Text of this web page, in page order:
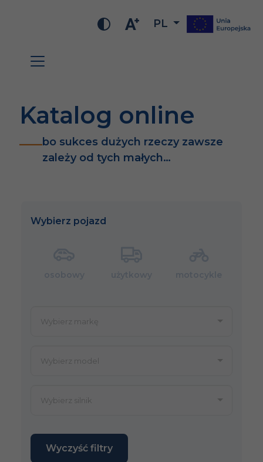
PL
Katalog online
bo sukces dużych rzeczy zawsze
zależy od tych małych…
Wybierz pojazd
Wyczyść filtry